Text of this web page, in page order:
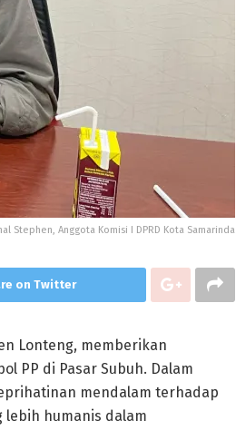
Stephen, Anggota Komisi I DPRD Kota Samarinda
on Twitter
Lonteng, memberikan
PP di Pasar Subuh. Dalam
mendalam terhadap
humanis dalam